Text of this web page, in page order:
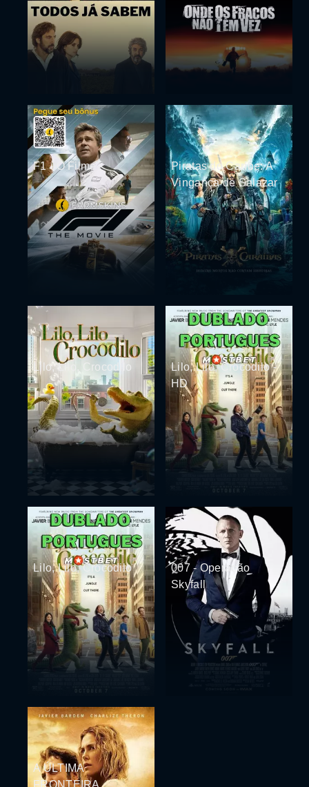
F1 - O Filme
Piratas do Caribe: A
Vingança de Salazar
Lilo, Lilo, Crocodilo
Lilo, Lilo, Crocodilo -
HD
Lilo, Lilo, Crocodilo
007 - Operação
Skyfall
A ÚLTIMA